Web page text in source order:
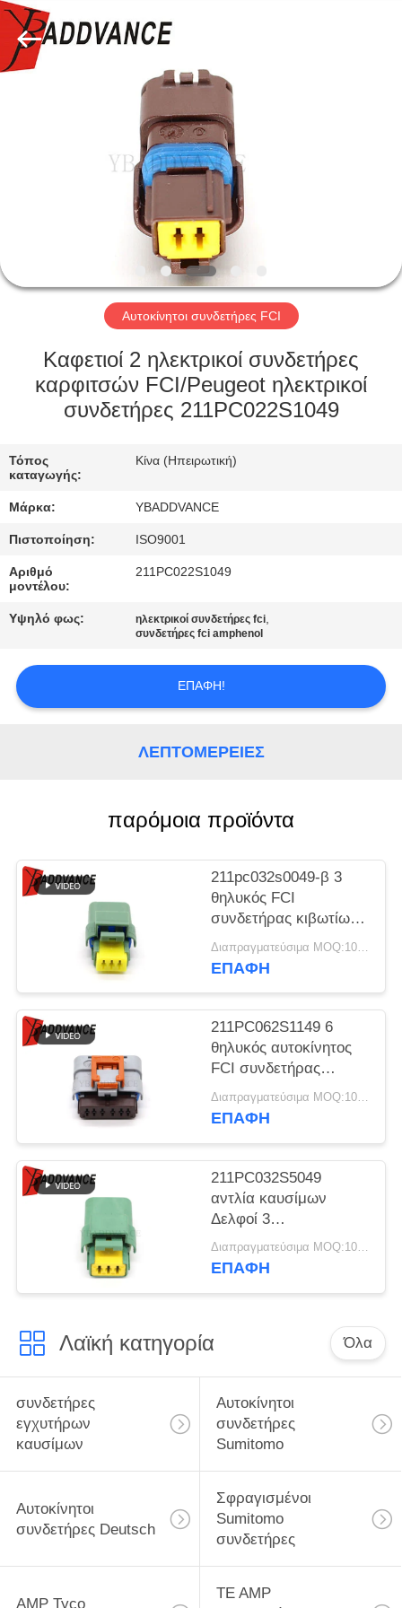
ΠΡΟΪΌΝΤΑ
ΓΎΡΟΣ
ΕΡΓΟΣΤΑΣΊΩΝ
ΠΟΙΟΤΙΚΌΣ
ΈΛΕΓΧΟΣ
ΜΑΣ
ΕΛΆΤΕ
ΕΠΑΦΉ
ΜΕ
ΈΝΑ
ΑΠΌΣΠΑΣΜΑ
ΠΟΛΙΤΙΚΉ
YingBao
Auto
Parts
Co.,Ltd.
Rights
Reserved.
Αυτοκίνητοι συνδετήρες FCI
Καφετιοί 2 ηλεκτρικοί συνδετήρες
καρφιτσών FCI/Peugeot ηλεκτρικοί
συνδετήρες 211PC022S1049
Τόπος
καταγωγής:
Κίνα (Ηπειρωτική)
Μάρκα: YBADDVANCE
Πιστοποίηση: ISO9001
Αριθμό
μοντέλου:
211PC022S1049
Υψηλό φως: ηλεκτρικοί συνδετήρες fci,
συνδετήρες fci amphenol
ΕΠΑΦΉ!
ΛΕΠΤΟΜΈΡΕΙΕΣ
παρόμοια προϊόντα
211pc032s0049-β 3
θηλυκός FCI
συνδετήρας κιβωτίων
ταχυτήτων προβολέων
καρφιτσών για
Διαπραγματεύσιμα MOQ:100 ΜΟΝΑΔΕΣ
ΕΠΑΦΉ
211PC062S1149 6
θηλυκός αυτοκίνητος
FCI συνδετήρας
πενταλιών
ρυθμιστικών βαλβίδων
Διαπραγματεύσιμα MOQ:100 ΜΟΝΑΔΕΣ
ΕΠΑΦΉ
211PC032S5049
αντλία καυσίμων
Δελφοί 3
σφραγισμένος
συνδετήρας Pbt Gf30
Διαπραγματεύσιμα MOQ:100 ΜΟΝΑΔΕΣ
ΕΠΑΦΉ
Λαϊκή κατηγορία Όλα
συνδετήρες
εγχυτήρων
καυσίμων
Αυτοκίνητοι
συνδετήρες
Sumitomo
Αυτοκίνητοι
συνδετήρες Deutsch
Σφραγισμένοι
Sumitomo
συνδετήρες
AMP Tyco
TE AMP